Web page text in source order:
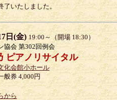
了いたしました。
日(金) 19:00～（開場 18:30）
協会 第302回例会
ピアノリサイタル
化会館小ホール
般券 4,000円
から